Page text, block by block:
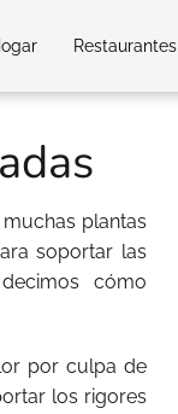
Restaurantes
plantas
soportar las
cómo
por culpa de
los rigores